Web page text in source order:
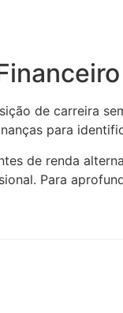
de carreira
para
de renda
Para